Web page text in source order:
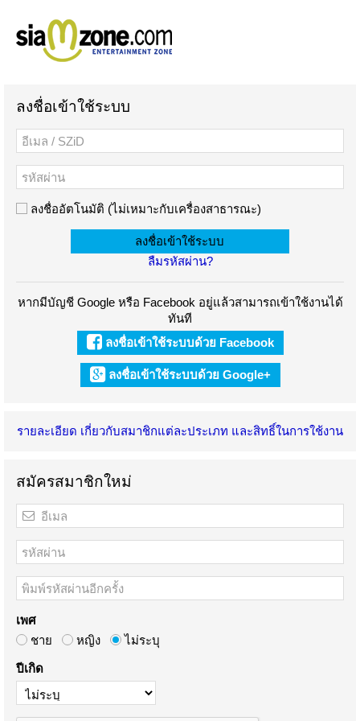
ลงชื่อเข้าใช้ระบบ
ลงชื่ออัตโนมัติ (ไม่เหมาะกับเครื่องสาธารณะ)
ลืมรหัสผ่าน?
หากมีบัญชี Google หรือ Facebook อยู่แล้วสามารถเข้าใช้งานได้
ทันที
ลงชื่อเข้าใช้ระบบด้วย Facebook
ลงชื่อเข้าใช้ระบบด้วย Google+
รายละเอียด เกี่ยวกับสมาชิกแต่ละประเภท และสิทธิ์ในการใช้งาน
สมัครสมาชิกใหม่
เพศ
ชาย
หญิง ไม่ระบุ
ปีเกิด